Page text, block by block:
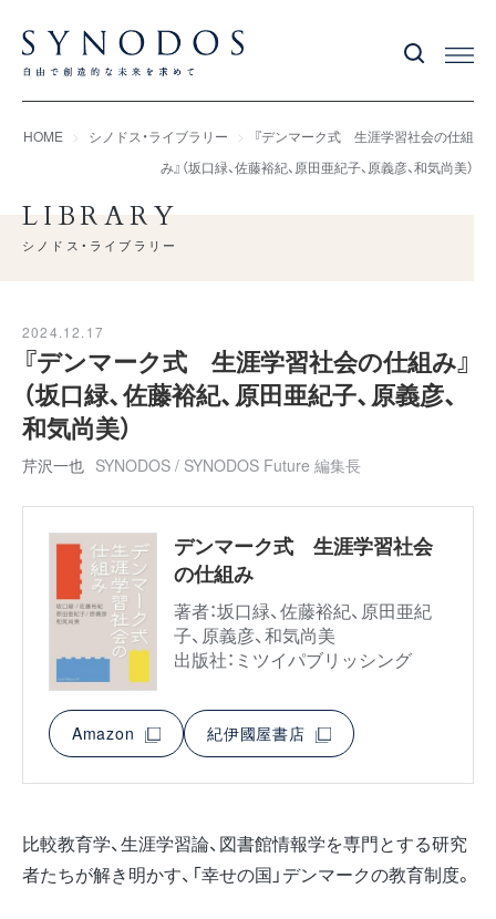
HOME シノドス・ライブラリー
『デンマーク式 生涯学習社会の仕組
み』（坂口緑、佐藤裕紀、原田亜紀子、原義彦、和気尚美）
LIBRARY
シノドス・ライブラリー
2024.12.17
『デンマーク式 生涯学習社会の仕組み』
（坂口緑、佐藤裕紀、原田亜紀子、原義彦、
和気尚美）
芹沢一也 SYNODOS / SYNODOS Future 編集長
デンマーク式 生涯学習社会
の仕組み
著者：坂口緑、佐藤裕紀、原田亜紀
子、原義彦、和気尚美
出版社：ミツイパブリッシング
Amazon 紀伊國屋書店
比較教育学、生涯学習論、図書館情報学を専門とする研究
者たちが解き明かす、「幸せの国」デンマークの教育制度。